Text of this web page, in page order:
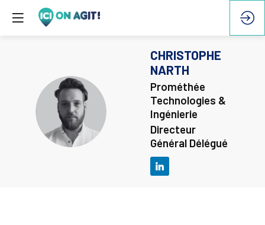
CN
CHRISTOPHE
NARTH
Prométhée
Technologies &
Ingénierie
Directeur
Général Délégué